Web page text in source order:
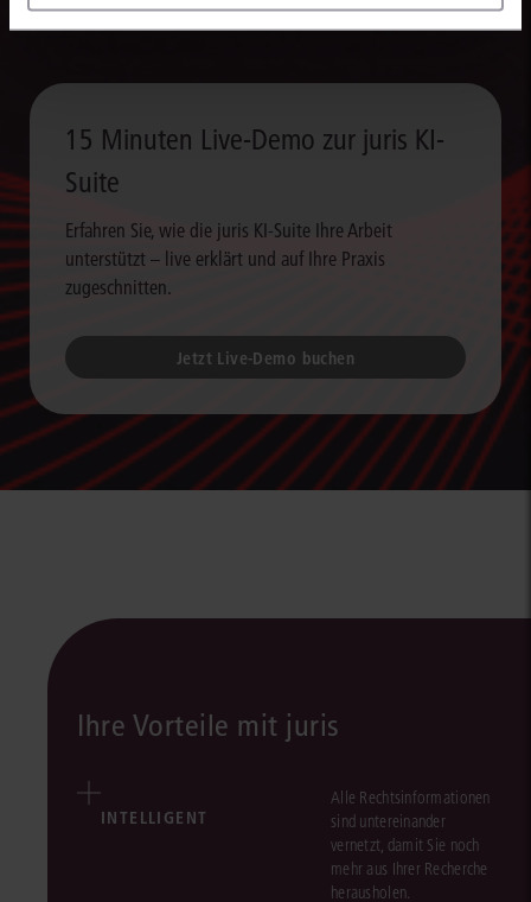
15 Minuten Live-Demo zur juris KI-
Suite
Erfahren Sie, wie die juris KI-Suite Ihre Arbeit
unterstützt – live erklärt und auf Ihre Praxis
zugeschnitten.
Jetzt Live-Demo buchen
Ihre Vorteile mit juris
INTELLIGENT
Alle Rechtsinformationen
sind untereinander
vernetzt, damit Sie noch
mehr aus Ihrer Recherche
herausholen.